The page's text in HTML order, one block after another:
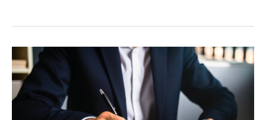
Baruta
con
dos